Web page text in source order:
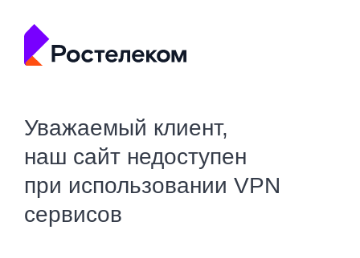
Уважаемый клиент,
наш сайт недоступен
при использовании VPN
сервисов